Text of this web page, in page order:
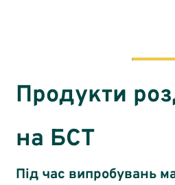
Продукти
на БСТ
Під час випробувань